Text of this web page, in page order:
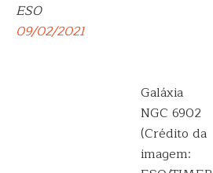
ESO
09/02/2021
Galáxia
NGC 6902
(Crédito da
imagem: